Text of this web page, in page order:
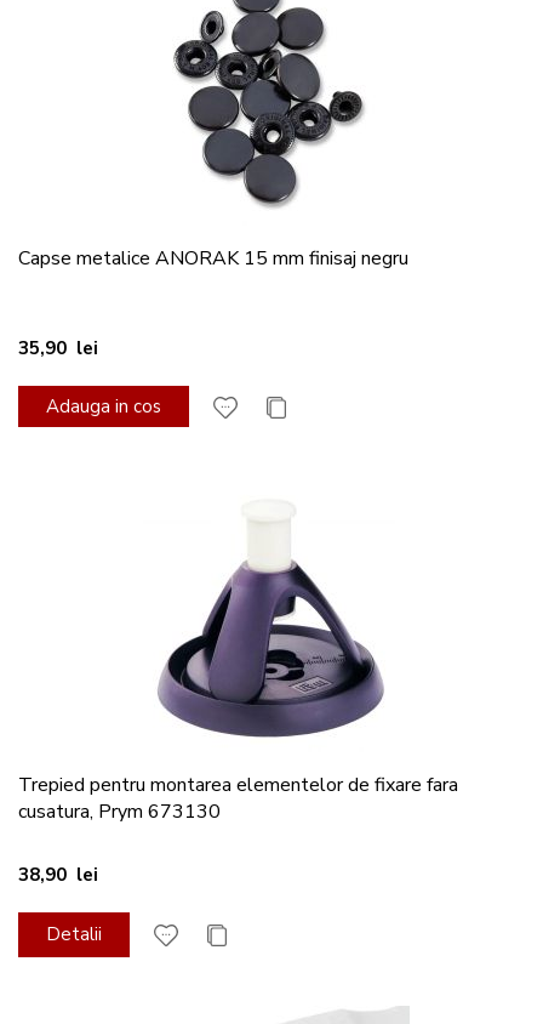
Capse metalice ANORAK 15 mm finisaj negru
35,90 lei
Adauga in cos
Trepied pentru montarea elementelor de fixare fara
cusatura, Prym 673130
38,90 lei
Detalii